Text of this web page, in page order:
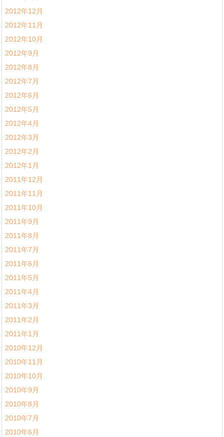
2012年12月
2012年11月
2012年10月
2012年9月
2012年8月
2012年7月
2012年6月
2012年5月
2012年4月
2012年3月
2012年2月
2012年1月
2011年12月
2011年11月
2011年10月
2011年9月
2011年8月
2011年7月
2011年6月
2011年5月
2011年4月
2011年3月
2011年2月
2011年1月
2010年12月
2010年11月
2010年10月
2010年9月
2010年8月
2010年7月
2010年6月